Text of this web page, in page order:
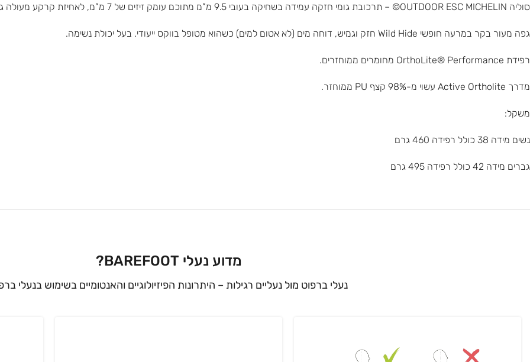
סוליה OUTDOOR ESC MICHELIN© – תרכובת גומי חזקה עמידה בשחיקה בעובי 9.5 מ”מ מתוכם עומק זיזים של 7 מ”מ, לאחיזת קרקע מעולה גם בסביבות המאתגרות ביותר.
גפה מעור בקר במרעה חופשי Wild Hide חזק וגמיש, דוחה מים (לא אטום למים) כשהוא מטופל בווקס ייעודי. בעל יכולת נשימה.
רפידת OrthoLite® Performance מחומרים ממוחזרים.
מדרך Active Ortholite עשוי מ-98% קצף PU ממוחזר.
משקל:
נשים מידה 38 כולל רפידה 460 גרם
גברים מידה 42 כולל רפידה 495 גרם
מדוע נעלי BAREFOOT?
נעלי ברפוט מול נעליים רגילות – היתרונות הפיזיולוגיים והאנטומיים בשימוש בנעלי